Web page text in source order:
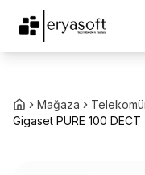
Mağaza
Gigaset PURE 100